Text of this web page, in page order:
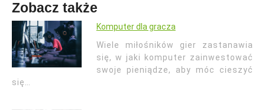
Zobacz także
Komputer dla gracza
Wiele miłośników gier zastanawia
się, w jaki komputer zainwestować
swoje pieniądze, aby móc cieszyć
się…